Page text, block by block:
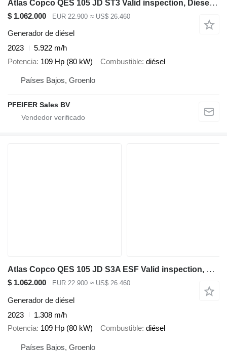
Atlas Copco QES 105 JD ST3 Valid inspection, Diesel, 105 kVA
$ 1.062.000 EUR 22.900 ≈ US$ 26.460
Generador de diésel
2023
5.922 m/h
Potencia 109 Hp (80 kW) Combustible diésel
Países Bajos, Groenlo
PFEIFER Sales BV
Atlas Copco QES 105 JD S3A ESF Valid inspection, Diesel, 105 k
$ 1.062.000 EUR 22.900 ≈ US$ 26.460
Generador de diésel
2023
1.308 m/h
Potencia 109 Hp (80 kW) Combustible diésel
Países Bajos, Groenlo